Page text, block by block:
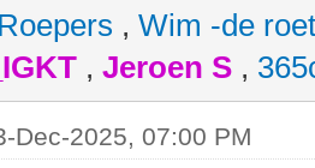
Roepers , Wim -de
, Jeroen S ,
Dec-2025, 07:00 PM